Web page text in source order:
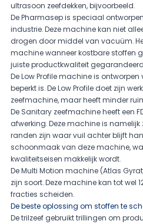
ultrasoon zeefdekken, bijvoorbeeld.
De Pharmasep is speciaal
industrie. Deze machine kan niet
drogen door middel van vacuüm.
machine wanneer kostbare stoffen
juiste productkwaliteit
De Low Profile machine is
beperkt is. De Low Profile doet zijn
zeefmachine, maar heeft minder
De Sanitary zeefmachine heeft een
afwerking. Deze machine is
randen zijn waar vuil achter blijft
schoonmaak van deze machine,
kwaliteitseisen makkelijk wordt.
De Multi Motion machine (Atlas
zijn soort. Deze machine kan tot wel
fracties scheiden.
De beste oplossing om stoffen te
De trilzeef gebruikt trillingen om